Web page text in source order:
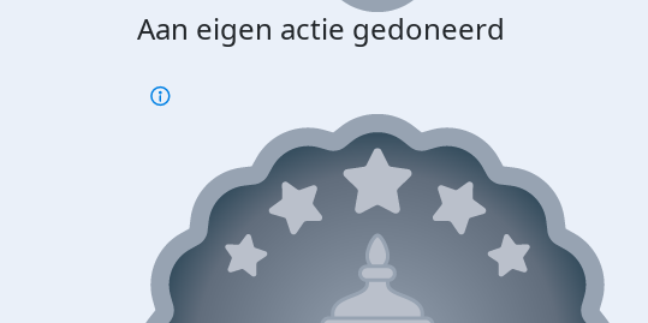
Aan eigen actie gedoneerd